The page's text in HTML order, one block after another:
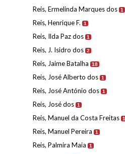
Reis, Ermelinda Marques dos 1
Reis, Henrique F. 1
Reis, Ilda Paz dos 1
Reis, J. Isidro dos 2
Reis, Jaime Batalha 18
Reis, José Alberto dos 1
Reis, José António dos 1
Reis, José dos 1
Reis, Manuel da Costa Freitas 1
Reis, Manuel Pereira 1
Reis, Palmira Maia 1